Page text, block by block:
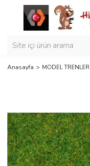
Anasayfa MODEL TRENLER